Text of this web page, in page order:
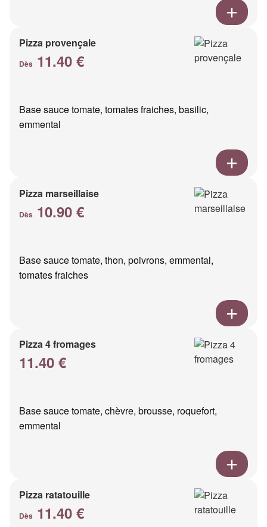
Pizza provençale
Dès 11.40 €
Base sauce tomate, tomates fraiches, basilic,
emmental
Pizza marseillaise
Dès 10.90 €
Base sauce tomate, thon, poivrons, emmental,
tomates fraiches
Pizza 4 fromages
11.40 €
Base sauce tomate, chèvre, brousse, roquefort,
emmental
Pizza ratatouille
Dès 11.40 €